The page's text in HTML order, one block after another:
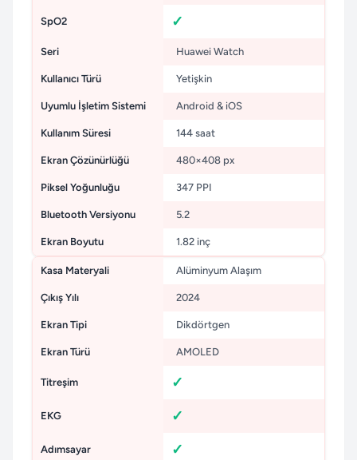
SpO2
Seri Huawei Watch
Kullanıcı Türü Yetişkin
Uyumlu İşletim Sistemi Android & iOS
Kullanım Süresi 144 saat
Ekran Çözünürlüğü 480×408 px
Piksel Yoğunluğu 347 PPI
Bluetooth Versiyonu 5.2
Ekran Boyutu 1.82 inç
Kasa Materyali Alüminyum Alaşım
Çıkış Yılı 2024
Ekran Tipi Dikdörtgen
Ekran Türü AMOLED
Titreşim
EKG
Adımsayar